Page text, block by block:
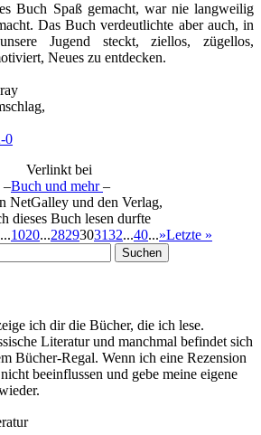
Buch Spaß gemacht, war nie langweilig
Das Buch verdeutlichte aber auch, in
Jugend steckt, ziellos, zügellos,
Neues zu entdecken.
0
Verlinkt bei
–Buch und mehr–
NetGalley und den Verlag,
dieses Buch lesen durfte
...1020...2829303132...40...»Letzte »
ich dir die Bücher, die ich lese.
Literatur und manchmal befindet sich
Bücher-Regal. Wenn ich eine Rezension
beeinflussen und gebe meine eigene